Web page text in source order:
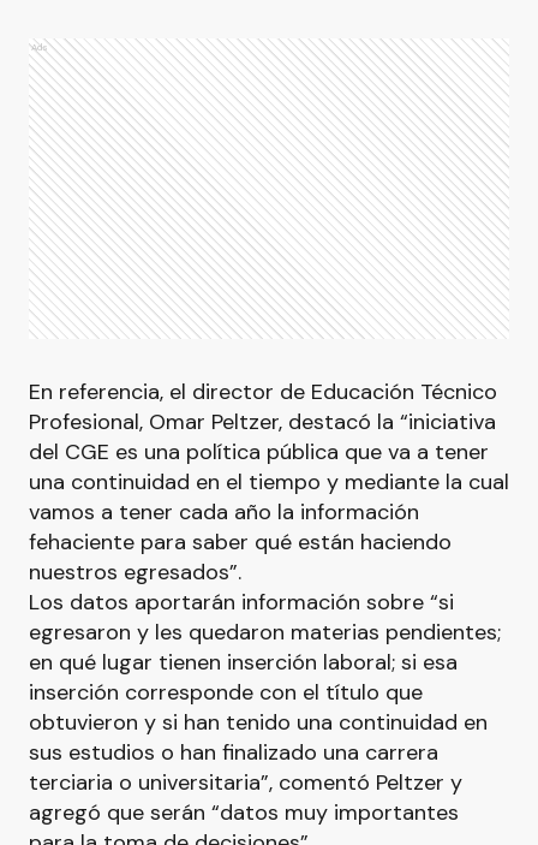
Ads
En referencia, el director de Educación Técnico
Profesional, Omar Peltzer, destacó la “iniciativa
del CGE es una política pública que va a tener
una continuidad en el tiempo y mediante la cual
vamos a tener cada año la información
fehaciente para saber qué están haciendo
nuestros egresados”.
Los datos aportarán información sobre “si
egresaron y les quedaron materias pendientes;
en qué lugar tienen inserción laboral; si esa
inserción corresponde con el título que
obtuvieron y si han tenido una continuidad en
sus estudios o han finalizado una carrera
terciaria o universitaria”, comentó Peltzer y
agregó que serán “datos muy importantes